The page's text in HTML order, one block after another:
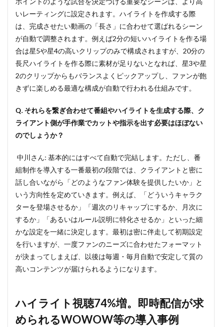
いレーティングに設定されます。ハイライトを作成する際
は、完成させたい動画の「長さ」に合わせて選ばれるシーン
が自動で調整されます。例えば2分の短いハイライトを作る場
合は星5や星4の高いクリップのみで構成されますが、20分の
長尺ハイライトを作る際に素材が足りないとなれば、星3や星
2のクリップからもバランスよくピックアップし、ファンが飽
きずに楽しめる最適な構成が自動で行われる仕組みです。
Q. それらを繋ぎ合わせて番組やハイライトを生成する際、ク
ライアント側が手作業でカットや指示を出す必要はほぼない
のでしょうか？
中川さん: 基本的にはすべて自動で完結します。ただし、番
組制作を導入する一番最初の段階では、クライアントと密に
話し合いながら「どのようなファン体験を提供したいか」と
いう方向性を定めていきます。例えば、「どういうキャラク
ターを登場させるか」「週次のリキャップにするか、月次に
するか」「あるいはルール説明に特化させるか」といった細
かな設定を一緒に決定します。最初は密に伴走して初期設定
を行いますが、一度ファンのニーズに合わせたフォーマット
が決まってしまえば、以後は毎週・毎月自動で安定して質の
高いコンテンツが届けられるようになります。
ハイライト視聴74%増。即時配信が求
められるWOWOW等の導入事例